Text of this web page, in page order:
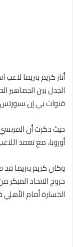
أثار كريم بنزيما
الجدل بين الجماهير
قنوات بي إن
حيث ذكرت أن الفرنسي
أوروبا، مع تعمد
وكان كريم بنزيما
خروج الاتحاد المبكر
الخسارة أمام